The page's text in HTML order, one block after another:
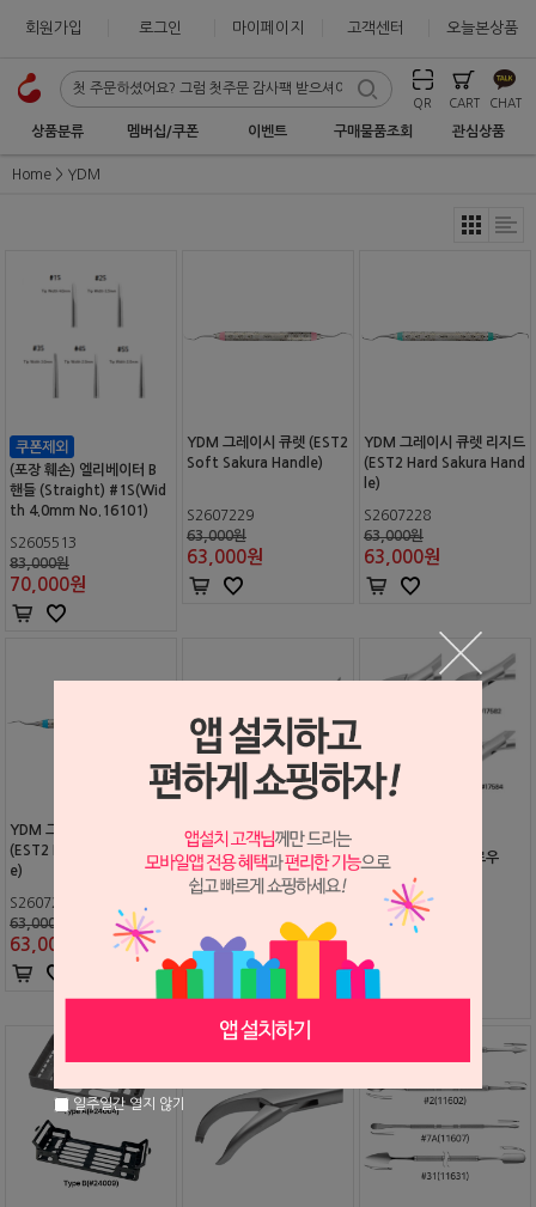
회원가입 로그인 마이페이지 고객센터 오늘본상품
QR CART CHAT
상품분류 멤버십/쿠폰 이벤트 구매물품조회 관심상품
Home YDM
(포장 훼손) 엘리베이터 B
핸들 (Straight) #1S(Wid
th 4.0mm No.16101)
S2605513
83,000원
70,000원
YDM 그레이시 큐렛 (EST2
Soft Sakura Handle)
S2607229
63,000원
63,000원
YDM 그레이시 큐렛 리지드
(EST2 Hard Sakura Hand
le)
S2607228
63,000원
63,000원
YDM 그레이시 큐렛 미니
(EST2 Mini Sakura Handl
e)
S2607230
63,000원
63,000
YDM 루트 포셉
270,000원
270,000원
YDM 발치 포셉 클로우
S2308210
270,000
일주일간 열지 않기